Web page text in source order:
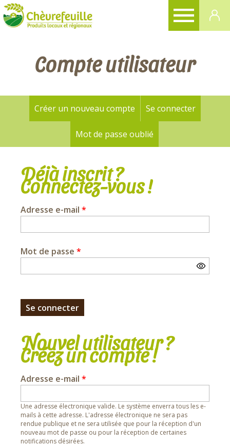
Compte utilisateur
Onglets
principaux
Créer un nouveau compte Se connecter(onglet
Mot de passe oublié
Déjà inscrit ?
Connectez-vous !
Adresse e-mail *
Mot de passe *
Nouvel utilisateur ?
Créez un compte !
Adresse e-mail *
Une adresse électronique valide. Le système enverra tous les e-
mails à cette adresse. L'adresse électronique ne sera pas
rendue publique et ne sera utilisée que pour la réception d'un
nouveau mot de passe ou pour la réception de certaines
notifications désirées.